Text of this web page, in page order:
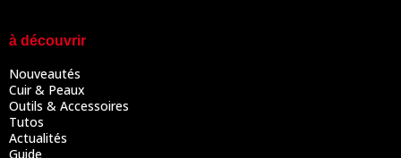
à découvrir
Nouveautés
Cuir & Peaux
Outils & Accessoires
Tutos
Actualités
Guide